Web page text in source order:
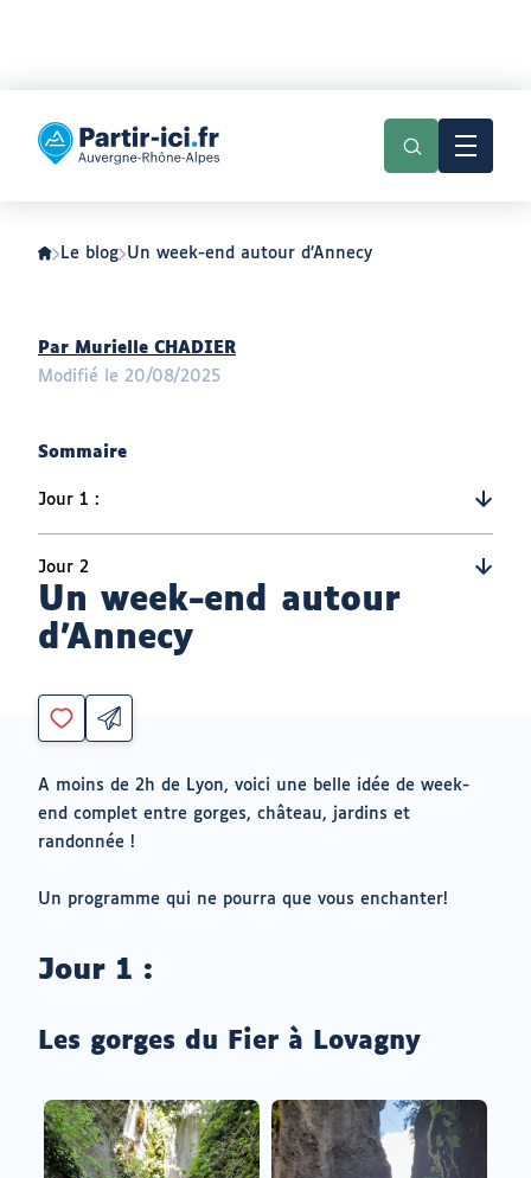
menu
contenu
Partir
ici
Auvergne-
Rhône-
Le blog Un week-end autour d’Annecy
Auteur
:
Par Murielle CHADIER
Modifié le 20/08/2025
Sommaire
Jour 1 :
Jour 2
Un week-end autour
d'Annecy
Vous
être
pour
ajouter
mes
Partager
par
ouvrir
vers
un
logiciel
A moins de 2h de Lyon, voici une belle idée de week-
end complet entre gorges, château, jardins et
randonnée !
Un programme qui ne pourra que vous enchanter!
Jour 1 :
Les gorges du Fier à Lovagny